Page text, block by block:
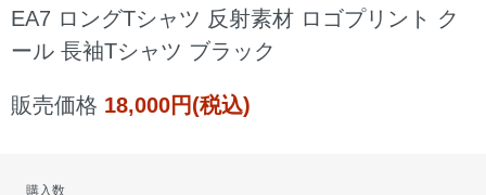
EA7 ロングTシャツ 反射素材 ロゴプリント ク
ール 長袖Tシャツ ブラック
販売価格 18,000円(税込)
購入数